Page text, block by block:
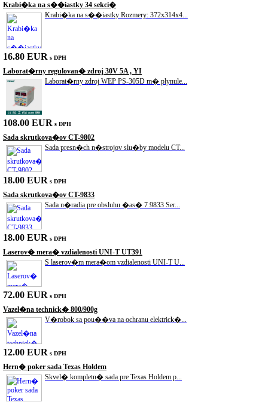
Krabi�ka na s��iastky 34 sekci�
Krabi�ka na s��iastky Rozmery: 372x314x4...
16.80 EUR s DPH
Laborat�rny regulovan� zdroj 30V 5A , YI
Laborat�rny zdroj WEP PS-305D m� plynule...
108.00 EUR s DPH
Sada skrutkova�ov CT-9802
Sada presn�ch n�strojov slu�by modelu CT...
18.00 EUR s DPH
Sada skrutkova�ov CT-9833
Sada n�radia pre obsluhu �as� 7 9833 Ser...
18.00 EUR s DPH
Laserov� mera� vzdialenosti UNI-T UT391
S laserov�m mera�om vzdialenosti UNI-T U...
72.00 EUR s DPH
Vazel�na technick� 800/900g
V�robok sa pou��va na ochranu elektrick�...
12.00 EUR s DPH
Hern� poker sada Texas Holdem
Skvel� kompletn� sada pre Texas Holdem p...